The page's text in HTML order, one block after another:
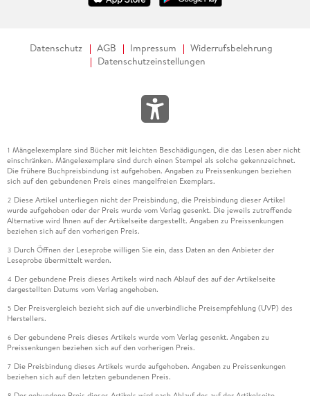
Datenschutz AGB Impressum
Widerrufsbelehrung
Datenschutzeinstellungen
1 Mängelexemplare sind Bücher mit leichten Beschädigungen, die das Lesen aber nicht
einschränken. Mängelexemplare sind durch einen Stempel als solche gekennzeichnet.
Die frühere Buchpreisbindung ist aufgehoben. Angaben zu Preissenkungen beziehen
sich auf den gebundenen Preis eines mangelfreien Exemplars.
2 Diese Artikel unterliegen nicht der Preisbindung, die Preisbindung dieser Artikel
wurde aufgehoben oder der Preis wurde vom Verlag gesenkt. Die jeweils zutreffende
Alternative wird Ihnen auf der Artikelseite dargestellt. Angaben zu Preissenkungen
beziehen sich auf den vorherigen Preis.
3 Durch Öffnen der Leseprobe willigen Sie ein, dass Daten an den Anbieter der
Leseprobe übermittelt werden.
4 Der gebundene Preis dieses Artikels wird nach Ablauf des auf der Artikelseite
dargestellten Datums vom Verlag angehoben.
5 Der Preisvergleich bezieht sich auf die unverbindliche Preisempfehlung (UVP) des
Herstellers.
6 Der gebundene Preis dieses Artikels wurde vom Verlag gesenkt. Angaben zu
Preissenkungen beziehen sich auf den vorherigen Preis.
7 Die Preisbindung dieses Artikels wurde aufgehoben. Angaben zu Preissenkungen
beziehen sich auf den letzten gebundenen Preis.